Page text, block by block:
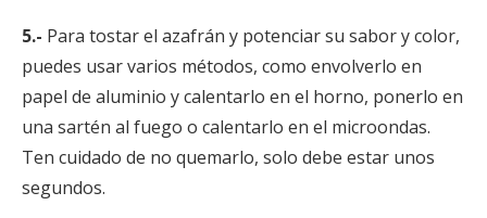
5.- Para tostar el azafrán y potenciar su sabor y color,
puedes usar varios métodos, como envolverlo en
papel de aluminio y calentarlo en el horno, ponerlo en
una sartén al fuego o calentarlo en el microondas.
Ten cuidado de no quemarlo, solo debe estar unos
segundos.